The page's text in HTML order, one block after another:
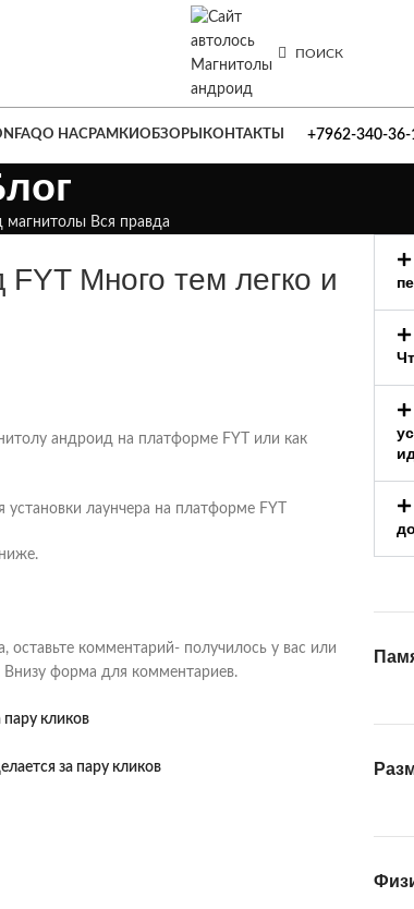
ПОИСК
FAQО НАСРАМКИОБЗОРЫ КОНТАКТЫ +7962-340-36-
магнитолы Вся правда
Много тем легко и
андроид на платформе FYT или как
лаунчера на платформе FYT
комментарий- получилось у вас или
Внизу форма для комментариев.
кликов
за пару кликов
на главной странице или нажмите СЮДА